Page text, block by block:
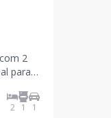
2
para
2 1 1